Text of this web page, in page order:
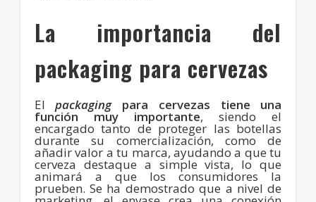
La importancia del
packaging para cervezas
Elpackagingpara cervezas tiene una
función muy importante, siendo el
encargado tanto de proteger las botellas
durante su comercialización, como de
añadir valor a tu marca, ayudando a que tu
cerveza destaque a simple vista, lo que
animará a que los consumidores la
prueben. Se ha demostrado que a nivel de